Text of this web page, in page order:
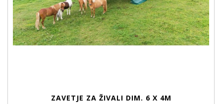
ZAVETJE ZA ŽIVALI DIM. 6 X 4M